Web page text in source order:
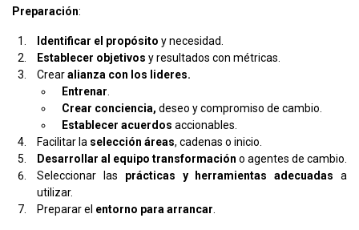
Preparación:
Identificar el propósito y necesidad.
Establecer objetivos y resultados con métricas.
Crearalianza con los lideres.
Entrenar
Crear conciencia, deseo y compromiso de cambio.
Establecer acuerdos accionables.
Facilitar la selección áreas, cadenas o inicio.
Desarrollar al equipo transformación o agentes de cambio.
Seleccionar las prácticas y herramientas adecuadas a
utilizar.
Preparar el entorno para arrancar